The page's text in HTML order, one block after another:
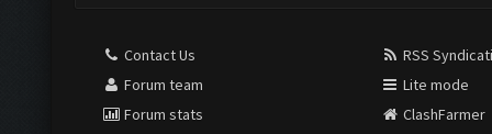
Contact Us
Forum team
Forum stats
RSS
Lite mode
ClashFarmer